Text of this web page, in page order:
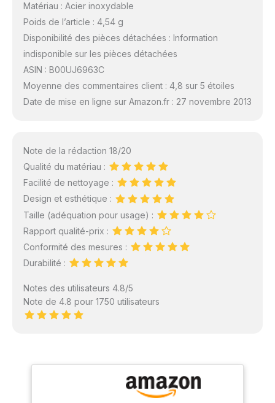
Matériau : Acier inoxydable
Poids de l’article : 4,54 g
Disponibilité des pièces détachées : Information
indisponible sur les pièces détachées
ASIN : B00UJ6963C
Moyenne des commentaires client : 4,8 sur 5 étoiles
Date de mise en ligne sur Amazon.fr : 27 novembre 2013
Note de la rédaction 18/20
Qualité du matériau :
Facilité de nettoyage :
Design et esthétique :
Taille (adéquation pour usage) :
Rapport qualité-prix :
Conformité des mesures :
Durabilité :
Notes des utilisateurs 4.8/5
Note de 4.8 pour 1750 utilisateurs